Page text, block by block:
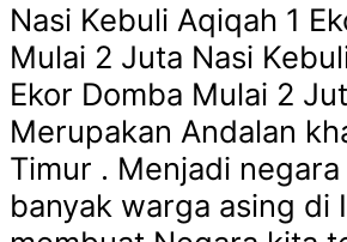
Nasi Kebuli Aqiqah 1
Mulai 2 Juta Nasi
Ekor Domba Mulai 2
Merupakan Andalan
Timur . Menjadi
banyak warga asing di